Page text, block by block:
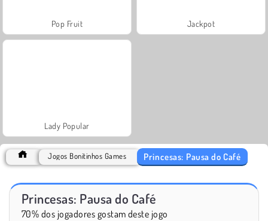
Pop Fruit Jackpot
Lady Popular
Jogos Bonitinhos Games Princesas: Pausa do Café
Princesas: Pausa do Café
70% dos jogadores gostam deste jogo